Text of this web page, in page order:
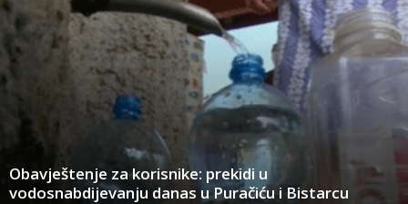
Obavještenje za korisnike: prekidi u
vodosnabdijevanju danas u Puračiću i Bistarcu